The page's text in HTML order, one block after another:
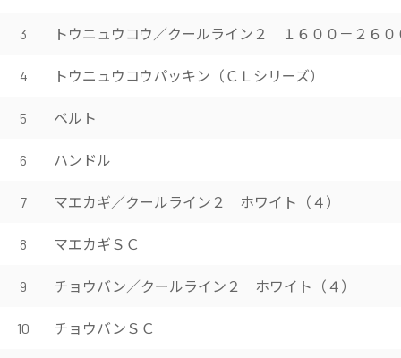
3 トウニュウコウ／クールライン２ １６００－２６０
4 トウニュウコウパッキン（ＣＬシリーズ）
5 ベルト
6 ハンドル
7 マエカギ／クールライン２ ホワイト（４）
8 マエカギＳＣ
9 チョウバン／クールライン２ ホワイト（４）
10 チョウバンＳＣ